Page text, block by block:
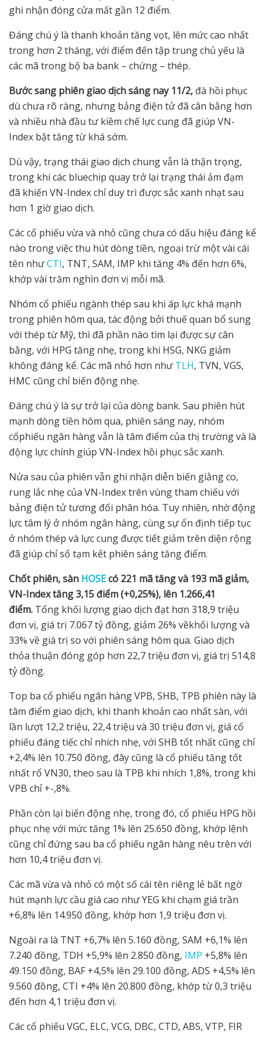
ghi nhận đóng cửa mất gần 12 điểm.
Đáng chú ý là thanh khoản tăng vọt, lên mức cao nhất
trong hơn 2 tháng, với điểm đến tập trung chủ yếu là
các mã trong bộ ba bank – chứng – thép.
Bước sang phiên giao dịch sáng nay 11/2, đà hồi phục
dù chưa rõ ràng, nhưng bảng điện tử đã cân bằng hơn
và nhiều nhà đầu tư kiềm chế lực cung đã giúp VN-
Index bật tăng từ khá sớm.
Dù vậy, trạng thái giao dịch chung vẫn là thận trọng,
trong khi các bluechip quay trở lại trạng thái ảm đạm
đã khiến VN-Index chỉ duy trì được sắc xanh nhạt sau
hơn 1 giờ giao dịch.
Các cổ phiếu vừa và nhỏ cũng chưa có dấu hiệu đáng kể
nào trong việc thu hút dòng tiền, ngoại trừ một vài cái
tên nhưCTI, TNT, SAM, IMP khi tăng 4% đến hơn 6%,
khớp vài trăm nghìn đơn vị mỗi mã.
Nhóm cổ phiếu ngành thép sau khi áp lực khá mạnh
trong phiên hôm qua, tác động bởi thuế quan bổ sung
với thép từ Mỹ, thì đã phần nào tìm lại được sự cân
bằng, với HPG tăng nhẹ, trong khi HSG, NKG giảm
không đáng kể. Các mã nhỏ hơn như TLH, TVN, VGS,
HMC cũng chỉ biến động nhẹ.
Đáng chú ý là sự trở lại của dòng bank. Sau phiên hút
mạnh dòng tiền hôm qua, phiên sáng nay, nhóm
cổphiếu ngân hàng vẫn là tâm điểm của thị trường và là
động lực chính giúp VN-Index hồi phục sắc xanh.
Nửa sau của phiên vẫn ghi nhận diễn biến giằng co,
rung lắc nhẹ của VN-Index trên vùng tham chiếu với
bảng điện tử tương đối phân hóa. Tuy nhiên, nhờ động
lực tâm lý ở nhóm ngân hàng, cùng sự ổn định tiếp tục
ở nhóm thép và lực cung được tiết giảm trên diện rộng
đã giúp chỉ số tạm kết phiên sáng tăng điểm.
Chốt phiên, sàn HOSEcó 221 mã tăng và 193 mã giảm,
VN-Index tăng 3,15 điểm (+0,25%), lên 1.266,41
điểm. Tổng khối lượng giao dịch đạt hơn 318,9 triệu
đơn vị, giá trị 7.067 tỷ đồng, giảm 26% vềkhối lượng và
33% về giá trị so với phiên sáng hôm qua. Giao dịch
thỏa thuận đóng góp hơn 22,7 triệu đơn vị, giá trị 514,8
tỷ đồng.
Top ba cổ phiếu ngân hàng VPB, SHB, TPB phiên này là
tâm điểm giao dịch, khi thanh khoản cao nhất sàn, với
lần lượt 12,2 triệu, 22,4 triệu và 30 triệu đơn vị, giá cổ
phiếu đáng tiếc chỉ nhích nhẹ, với SHB tốt nhất cũng chỉ
+2,4% lên 10.750 đồng, đây cũng là cổ phiếu tăng tốt
nhất rổ VN30, theo sau là TPB khi nhích 1,8%, trong khi
VPB chỉ +-,8%.
Phần còn lại biến động nhẹ, trong đó, cổ phiếu HPG hồi
phục nhẹ với mức tăng 1% lên 25.650 đồng, khớp lệnh
cũng chỉ đứng sau ba cổ phiếu ngân hàng nêu trên với
hơn 10,4 triệu đơn vị.
Các mã vừa và nhỏ có một số cái tên riêng lẻ bất ngờ
hút mạnh lực cầu giá cao như YEG khi chạm giá trần
+6,8% lên 14.950 đồng, khớp hơn 1,9 triệu đơn vị.
Ngoài ra là TNT +6,7% lên 5.160 đồng, SAM +6,1% lên
7.240 đồng, TDH +5,9% lên 2.850 đồng, IMP +5,8% lên
49.150 đồng, BAF +4,5% lên 29.100 đồng, ADS +4,5% lên
9.560 đồng, CTI +4% lên 20.800 đồng, khớp từ 0,3 triệu
đến hơn 4,1 triệu đơn vị.
Các cổ phiếu VGC, ELC, VCG, DBC, CTD, ABS, VTP, FIR